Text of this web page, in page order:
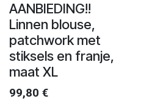
AANBIEDING!!
Linnen blouse,
patchwork met
stiksels en franje,
maat XL
99,80 €